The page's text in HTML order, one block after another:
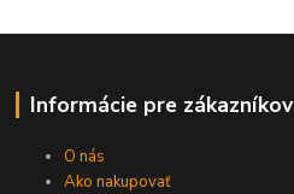
Informácie pre zákazníkov
O nás
Ako nakupovať